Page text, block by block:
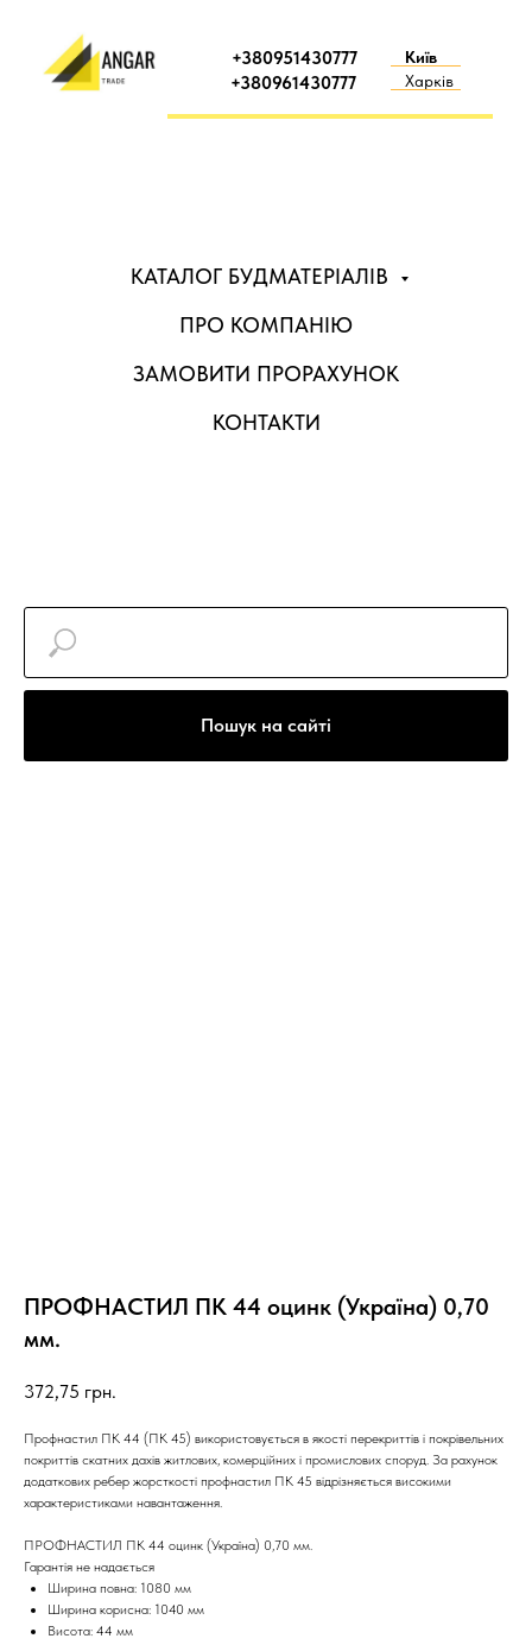
+380961430777
+380951430777
Київ
Харків
КАТАЛОГ БУДМАТЕРІАЛІВ
ПРО КОМПАНІЮ
ЗАМОВИТИ ПРОРАХУНОК
КОНТАКТИ
Пошук на сайті
ПРОФНАСТИЛ ПК 44 оцинк (Україна) 0,70
мм.
372,75 грн.
Профнастил ПК 44 (ПК 45) використовується в якості перекриттів і покрівельних
покриттів скатних дахів житлових, комерційних і промислових споруд. За рахунок
додаткових ребер жорсткості профнастил ПК 45 відрізняється високими
характеристиками навантаження.
ПРОФНАСТИЛ ПК 44 оцинк (Україна) 0,70 мм.
Гарантія не надається
Ширина повна: 1080 мм
Ширина корисна: 1040 мм
Висота: 44 мм